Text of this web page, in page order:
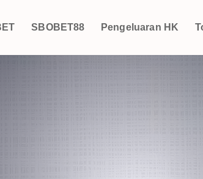
SBOBET88 Pengeluaran HK